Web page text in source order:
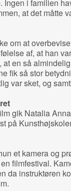
Ingen i familien
at det måtte
om at
af, at han
at en så
fik så stor
var sket, og
gik Natalia
på
et kamera og
filmfestival.
da instruktøren